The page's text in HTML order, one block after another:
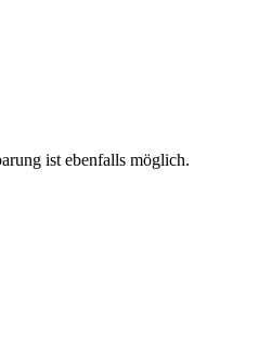
ist ebenfalls möglich.